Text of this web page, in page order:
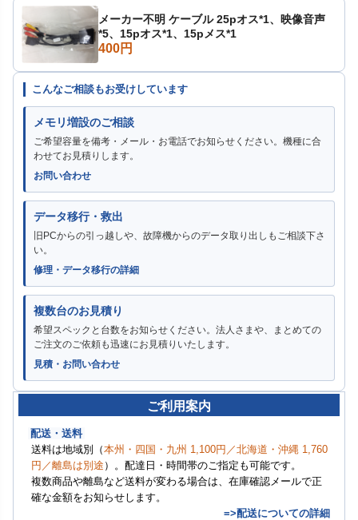
メーカー不明 ケーブル 25pオス*1、映像音声
*5、15pオス*1、15pメス*1
400円
こんなご相談もお受けしています
メモリ増設のご相談
ご希望容量を備考・メール・お電話でお知らせください。機種に合
わせてお見積りします。
お問い合わせ
データ移行・救出
旧PCからの引っ越しや、故障機からのデータ取り出しもご相談下さ
い。
修理・データ移行の詳細
複数台のお見積り
希望スペックと台数をお知らせください。法人さまや、まとめての
ご注文のご依頼も迅速にお見積りいたします。
見積・お問い合わせ
ご利用案内
配送・送料
送料は地域別（本州・四国・九州 1,100円／北海道・沖縄 1,760
円／離島は別途 ）。配達日・時間帯のご指定も可能です。
複数商品や離島など送料が変わる場合は、在庫確認メールで正
確な金額をお知らせします。
=>配送についての詳細